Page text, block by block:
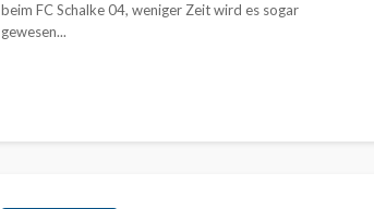
beim FC Schalke 04, weniger Zeit wird es sogar
gewesen...